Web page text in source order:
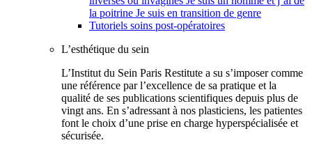
la poitrine Je suis en transition de genre
Tutoriels soins post-opératoires
L’esthétique du sein
L’Institut du Sein Paris Restitute a su s’imposer comme
une référence par l’excellence de sa pratique et la
qualité de ses publications scientifiques depuis plus de
vingt ans. En s’adressant à nos plasticiens, les patientes
font le choix d’une prise en charge hyperspécialisée et
sécurisée.